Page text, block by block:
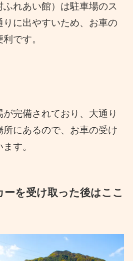
ふれあい館）は駐車場のス
に出やすいため、お車の
です。
が完備されており、大通り
にあるので、お車の受け
す。
を受け取った後はここ